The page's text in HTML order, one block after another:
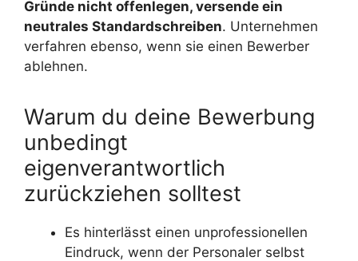
Gründe nicht offenlegen, versende ein
neutrales Standardschreiben. Unternehmen
verfahren ebenso, wenn sie einen Bewerber
ablehnen.
Warum du deine Bewerbung
unbedingt
eigenverantwortlich
zurückziehen solltest
Es hinterlässt einen unprofessionellen
Eindruck, wenn der Personaler selbst